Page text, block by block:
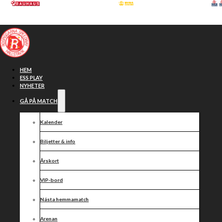
Hoppa till huvudinnehåll
HEM
ESS PLAY
NYHETER
GÅ PÅ MATCH
Kalender
Biljetter & info
Årskort
VIP-bord
Nästa hemmamatch
Arenan
Årets första